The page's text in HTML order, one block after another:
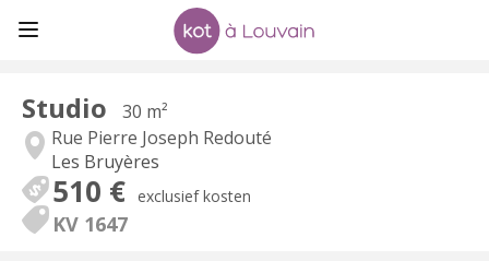
Studio
30 m²
Rue Pierre Joseph Redouté
Les Bruyères
510 € exclusief kosten
KV 1647